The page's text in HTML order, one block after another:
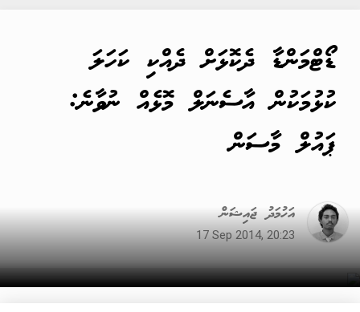
ޑޯޓްމަންޑާ ދެކޮޅަށް ދެއްކި ކަހަލަ
ކުޅުމަކުން އާސެނަލް މޮޅެއް ނުވާނެ:
ޕައުލް މާސަން
އަހުމަދު ޖައިޝަން
17 Sep 2014, 20:23